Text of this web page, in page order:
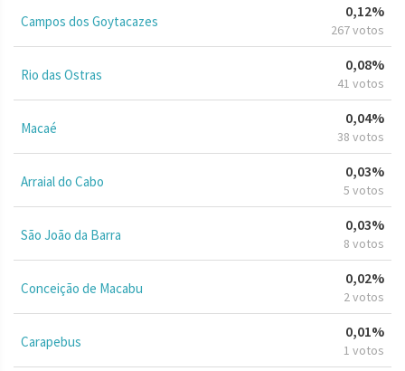
Campos dos Goytacazes
0,12%
267 votos
Rio das Ostras
0,08%
41 votos
Macaé
0,04%
38 votos
Arraial do Cabo
0,03%
5 votos
São João da Barra
0,03%
8 votos
Conceição de Macabu
0,02%
2 votos
Carapebus
0,01%
1 votos